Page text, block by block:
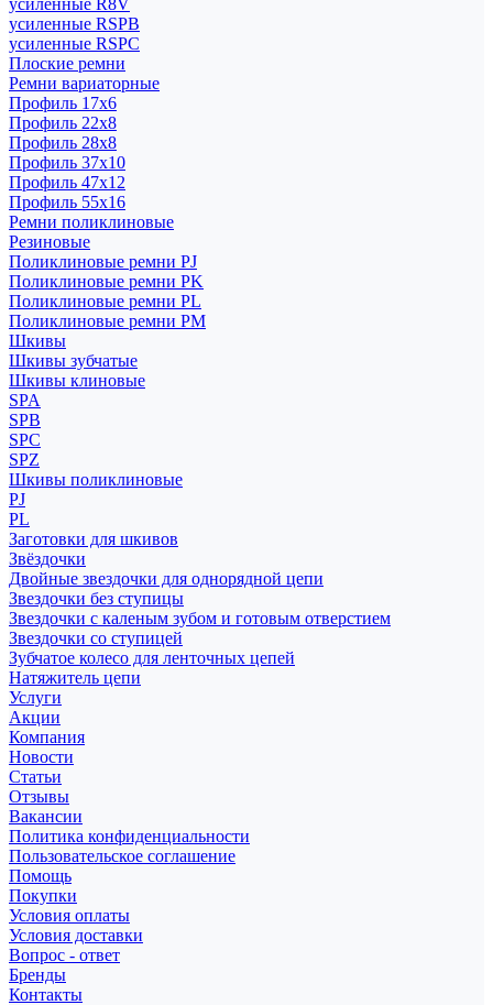
усиленные R8V
усиленные RSPB
усиленные RSPC
Плоские ремни
Ремни вариаторные
Профиль 17x6
Профиль 22x8
Профиль 28x8
Профиль 37x10
Профиль 47x12
Профиль 55x16
Ремни поликлиновые
Резиновые
Поликлиновые ремни PJ
Поликлиновые ремни PK
Поликлиновые ремни PL
Поликлиновые ремни PM
Шкивы
Шкивы зубчатые
Шкивы клиновые
SPA
SPB
SPC
SPZ
Шкивы поликлиновые
PJ
PL
Заготовки для шкивов
Звёздочки
Двойные звездочки для однорядной цепи
Звездочки без ступицы
Звездочки с каленым зубом и готовым отверстием
Звездочки со ступицей
Зубчатое колесо для ленточных цепей
Натяжитель цепи
Услуги
Акции
Компания
Новости
Статьи
Отзывы
Вакансии
Политика конфиденциальности
Пользовательское соглашение
Помощь
Покупки
Условия оплаты
Условия доставки
Вопрос - ответ
Бренды
Контакты